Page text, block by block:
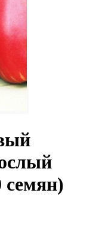
семян)